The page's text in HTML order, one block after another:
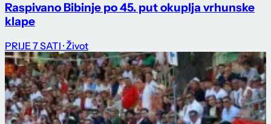
Raspivano Bibinje po 45. put okuplja vrhunske
klape
PRIJE 7 SATI · Život